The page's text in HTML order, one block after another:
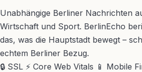
Unabhängige Berliner Nachrichten
Wirtschaft und Sport. BerlinEcho
das, was die Hauptstadt bewegt –
echtem Berliner Bezug.
🔒 SSL ⚡ Core Web Vitals 📱 Mobile